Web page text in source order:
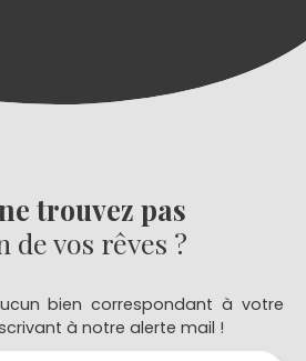
trouvez pas
de vos rêves ?
bien correspondant à votre
à notre alerte mail !